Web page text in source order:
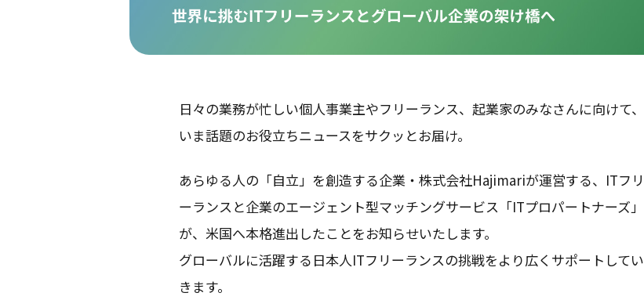
日々の業務が忙しい個人事業主やフリーランス、起業家のみなさんに向けて、
いま話題のお役立ちニュースをサクッとお届け。
あらゆる人の「自立」を創造する企業・株式会社Hajimariが運営する、ITフリ
ーランスと企業のエージェント型マッチングサービス「ITプロパートナーズ」
が、米国へ本格進出したことをお知らせいたします。
グローバルに活躍する日本人ITフリーランスの挑戦をより広くサポートしてい
きます。